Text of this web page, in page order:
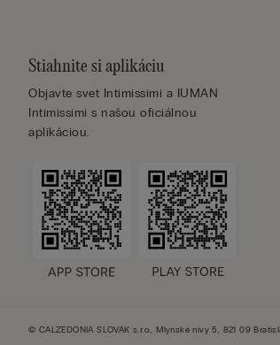
Stiahnite si aplikáciu
Objavte svet Intimissimi a IUMAN
Intimissimi s našou oficiálnou
aplikáciou.
© CALZEDONIA SLOVAK s.r.o., Mlynské nivy 5, 821 09